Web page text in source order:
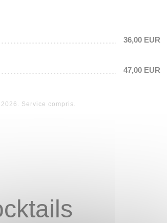
36,00 EUR
47,00 EUR
Service compris.